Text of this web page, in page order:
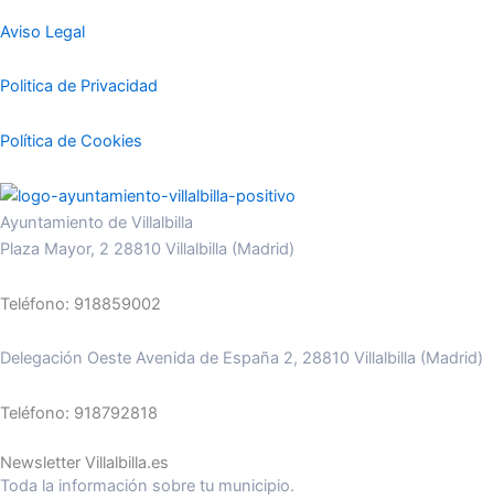
Aviso Legal
Politica de Privacidad
Política de Cookies
Ayuntamiento de Villalbilla
Plaza Mayor, 2 28810 Villalbilla (Madrid)
Teléfono: 918859002
Delegación Oeste Avenida de España 2, 28810 Villalbilla (Madrid)
Teléfono: 918792818
Newsletter Villalbilla.es
Toda la información sobre tu municipio.